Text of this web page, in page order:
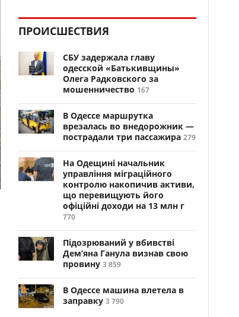
ПРОИСШЕСТВИЯ
СБУ задержала главу
одесской «Батькивщины»
Олега Радковского за
мошенничество 167
В Одессе маршрутка
врезалась во внедорожник —
пострадали три пассажира 279
На Одещині начальник
управління міграційного
контролю накопичив активи,
що перевищують його
офіційні доходи на 13 млн г
770
Підозрюваний у вбивстві
Дем’яна Ганула визнав свою
провину 3 859
В Одессе машина влетела в
заправку 3 790